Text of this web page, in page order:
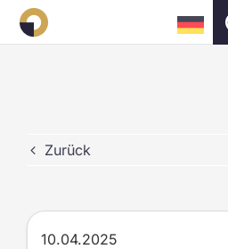
Zum
Inhalt
springen
Zurück
10.04.2025